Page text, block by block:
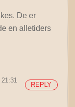
De er
en alletiders
REPLY